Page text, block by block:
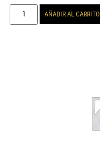
AÑADIR AL CARRITO